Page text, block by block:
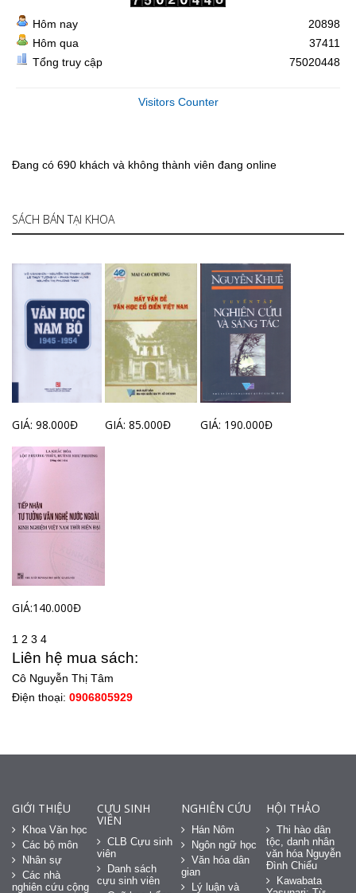
Hôm nay
Hôm qua
Tổng truy cập
20898
37411
75020448
Visitors Counter
Đang có 690 khách và không thành viên đang online
SÁCH BÁN TẠI KHOA
GIÁ: 98.000Đ GIÁ: 85.000Đ GIÁ: 190.000Đ
GIÁ:140.000Đ
1 2 3 4
Liên hệ mua sách:
Cô Nguyễn Thị Tâm
Điện thoại: 0906805929
GIỚI THIỆU
Khoa Văn học
Các bộ môn
Nhân sự
Các nhà
nghiên cứu cộng
CỰU SINH
VIÊN
CLB Cựu sinh
viên
Danh sách
cựu sinh viên
NGHIÊN CỨU
Hán Nôm
Ngôn ngữ học
Văn hóa dân
gian
Lý luận và
HỘI THẢO
Thi hào dân
tộc, danh nhân
văn hóa Nguyễn
Đình Chiểu
Kawabata